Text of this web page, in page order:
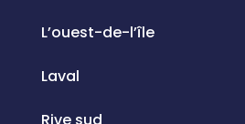
L’ouest-de-l’île
Laval
Rive sud